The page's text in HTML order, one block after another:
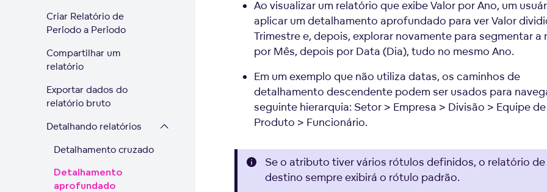
Criar Relatório de
Período a Período
Compartilhar um
relatório
Exportar dados do
relatório bruto
Detalhando relatórios
Detalhamento cruzado
Detalhamento
aprofundado
Ao visualizar um relatório que exibe Valor por Ano, um
aplicar um detalhamento aprofundado para ver Valor
Trimestre e, depois, explorar novamente para segmentar a
por Mês, depois por Data (Dia), tudo no mesmo Ano.
Em um exemplo que não utiliza datas, os caminhos de
detalhamento descendente podem ser usados para
seguinte hierarquia: Setor > Empresa > Divisão > Equipe de
Produto > Funcionário.
Se o atributo tiver vários rótulos definidos, o relatório de
destino sempre exibirá o rótulo padrão.